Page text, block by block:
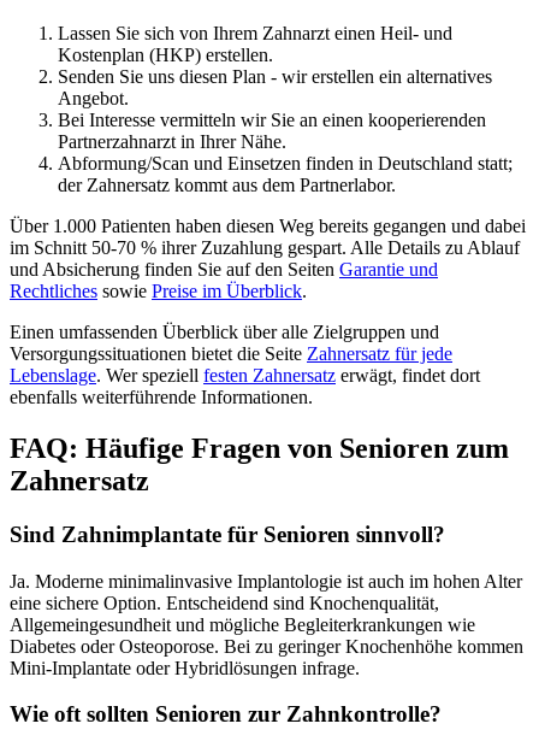
Lassen Sie sich von Ihrem Zahnarzt einen Heil- und
Kostenplan (HKP) erstellen.
Senden Sie uns diesen Plan - wir erstellen ein alternatives
Angebot.
Bei Interesse vermitteln wir Sie an einen kooperierenden
Partnerzahnarzt in Ihrer Nähe.
Abformung/Scan und Einsetzen finden in Deutschland statt;
der Zahnersatz kommt aus dem Partnerlabor.
Über 1.000 Patienten haben diesen Weg bereits gegangen und dabei
im Schnitt 50-70 % ihrer Zuzahlung gespart. Alle Details zu Ablauf
und Absicherung finden Sie auf den Seiten Garantie und
Rechtliches sowie Preise im Überblick.
Einen umfassenden Überblick über alle Zielgruppen und
Versorgungssituationen bietet die Seite Zahnersatz für jede
Lebenslage. Wer speziell festen Zahnersatz erwägt, findet dort
ebenfalls weiterführende Informationen.
FAQ: Häufige Fragen von Senioren zum
Zahnersatz
Sind Zahnimplantate für Senioren sinnvoll?
Ja. Moderne minimalinvasive Implantologie ist auch im hohen Alter
eine sichere Option. Entscheidend sind Knochenqualität,
Allgemeingesundheit und mögliche Begleiterkrankungen wie
Diabetes oder Osteoporose. Bei zu geringer Knochenhöhe kommen
Mini-Implantate oder Hybridlösungen infrage.
Wie oft sollten Senioren zur Zahnkontrolle?